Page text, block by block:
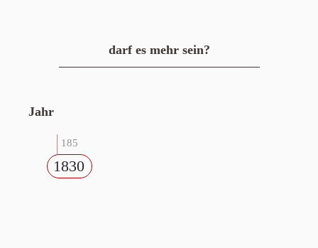
darf es mehr sein?
Jahr
185
1830